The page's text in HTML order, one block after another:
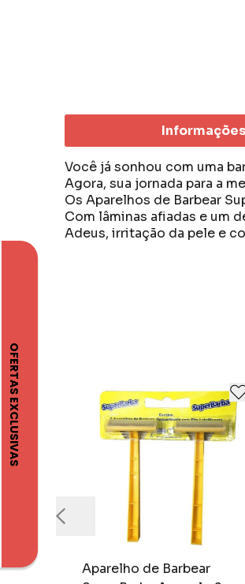
Informações
Você já sonhou com uma
Agora, sua jornada para a
Os Aparelhos de Barbear
Com lâminas afiadas e um
Adeus, irritação da pele e
Aparelho de Barbear